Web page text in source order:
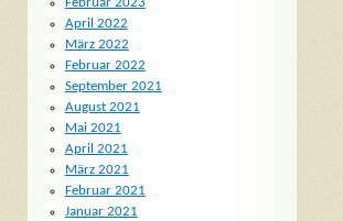
Februar 2023
April 2022
März 2022
Februar 2022
September 2021
August 2021
Mai 2021
April 2021
März 2021
Februar 2021
Januar 2021